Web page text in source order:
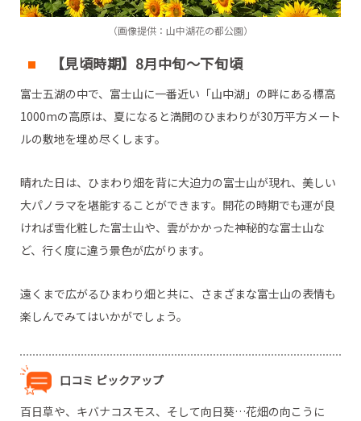
（画像提供：山中湖花の都公園）
【見頃時期】8月中旬～下旬頃
富士五湖の中で、富士山に一番近い「山中湖」の畔にある標高
1000mの高原は、夏になると満開のひまわりが30万平方メート
ルの敷地を埋め尽くします。
晴れた日は、ひまわり畑を背に大迫力の富士山が現れ、美しい
大パノラマを堪能することができます。開花の時期でも運が良
ければ雪化粧した富士山や、雲がかかった神秘的な富士山な
ど、行く度に違う景色が広がります。
遠くまで広がるひまわり畑と共に、さまざまな富士山の表情も
楽しんでみてはいかがでしょう。
口コミ ピックアップ
百日草や、キバナコスモス、そして向日葵…花畑の向こうに